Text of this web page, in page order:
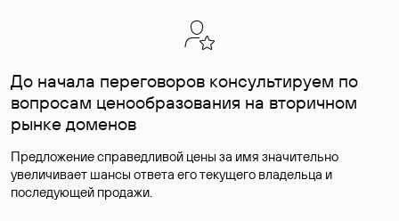
До начала переговоров консультируем по
вопросам ценообразования на вторичном
рынке доменов
Предложение справедливой цены за имя значительно
увеличивает шансы ответа его текущего владельца и
последующей продажи.